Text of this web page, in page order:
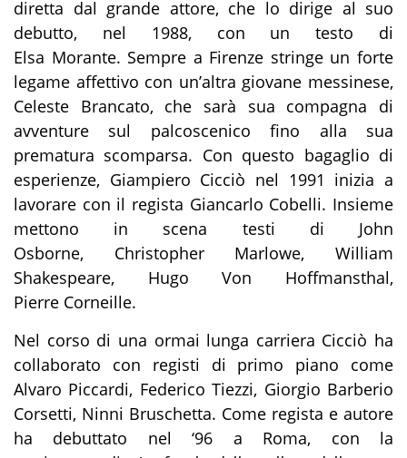
diretta dal grande attore, che lo dirige al suo
debutto, nel 1988, con un testo di
Elsa Morante. Sempre a Firenze stringe un forte
legame affettivo con un’altra giovane messinese,
Celeste Brancato, che sarà sua compagna di
avventure sul palcoscenico fino alla sua
prematura scomparsa. Con questo bagaglio di
esperienze, Giampiero Cicciò nel 1991 inizia a
lavorare con il regista Giancarlo Cobelli. Insieme
mettono in scena testi di John
Osborne, Christopher Marlowe, William
Shakespeare, Hugo Von Hoffmansthal,
Pierre Corneille.
Nel corso di una ormai lunga carriera Cicciò ha
collaborato con registi di primo piano come
Alvaro Piccardi, Federico Tiezzi, Giorgio Barberio
Corsetti, Ninni Bruschetta. Come regista e autore
ha debuttato nel ‘96 a Roma, con la